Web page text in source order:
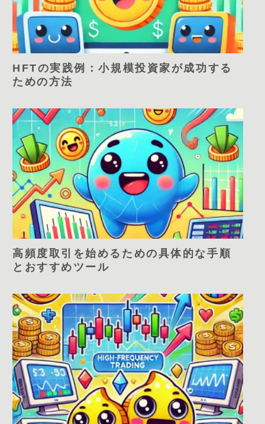
HFTの実践例：小規模投資家が成功する
ための方法
高頻度取引を始めるための具体的な手順
とおすすめツール